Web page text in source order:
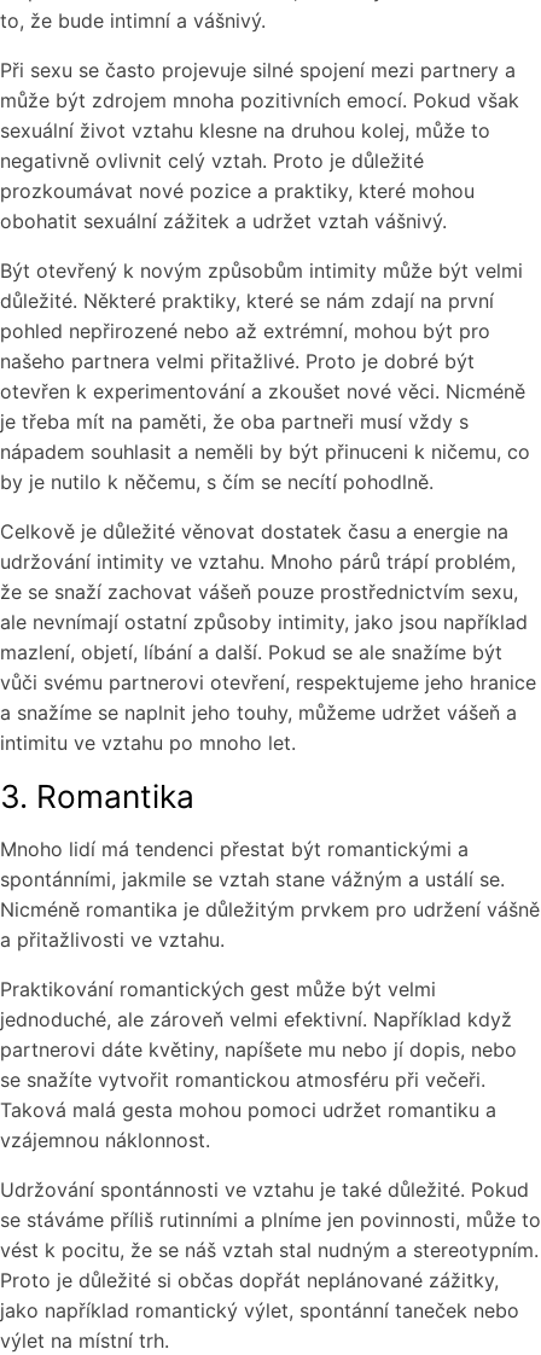
to, že bude intimní a vášnivý.
Při sexu se často projevuje silné spojení mezi partnery a
může být zdrojem mnoha pozitivních emocí. Pokud však
sexuální život vztahu klesne na druhou kolej, může to
negativně ovlivnit celý vztah. Proto je důležité
prozkoumávat nové pozice a praktiky, které mohou
obohatit sexuální zážitek a udržet vztah vášnivý.
Být otevřený k novým způsobům intimity může být velmi
důležité. Některé praktiky, které se nám zdají na první
pohled nepřirozené nebo až extrémní, mohou být pro
našeho partnera velmi přitažlivé. Proto je dobré být
otevřen k experimentování a zkoušet nové věci. Nicméně
je třeba mít na paměti, že oba partneři musí vždy s
nápadem souhlasit a neměli by být přinuceni k ničemu, co
by je nutilo k něčemu, s čím se necítí pohodlně.
Celkově je důležité věnovat dostatek času a energie na
udržování intimity ve vztahu. Mnoho párů trápí problém,
že se snaží zachovat vášeň pouze prostřednictvím sexu,
ale nevnímají ostatní způsoby intimity, jako jsou například
mazlení, objetí, líbání a další. Pokud se ale snažíme být
vůči svému partnerovi otevření, respektujeme jeho hranice
a snažíme se naplnit jeho touhy, můžeme udržet vášeň a
intimitu ve vztahu po mnoho let.
3. Romantika
Mnoho lidí má tendenci přestat být romantickými a
spontánními, jakmile se vztah stane vážným a ustálí se.
Nicméně romantika je důležitým prvkem pro udržení vášně
a přitažlivosti ve vztahu.
Praktikování romantických gest může být velmi
jednoduché, ale zároveň velmi efektivní. Například když
partnerovi dáte květiny, napíšete mu nebo jí dopis, nebo
se snažíte vytvořit romantickou atmosféru při večeři.
Taková malá gesta mohou pomoci udržet romantiku a
vzájemnou náklonnost.
Udržování spontánnosti ve vztahu je také důležité. Pokud
se stáváme příliš rutinními a plníme jen povinnosti, může to
vést k pocitu, že se náš vztah stal nudným a stereotypním.
Proto je důležité si občas dopřát neplánované zážitky,
jako například romantický výlet, spontánní taneček nebo
výlet na místní trh.